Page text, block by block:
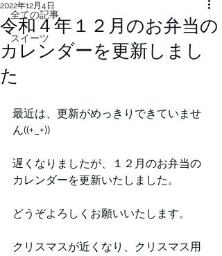
全ての記事
スイーツ
令和４年１２月のお弁当の
カレンダーを更新しまし
た
2022年12月4日
最近は、更新がめっきりできていませ
ん((+_+))
遅くなりましたが、１２月のお弁当の
カレンダーを更新いたしました。
どうぞよろしくお願いいたします。
クリスマスが近くなり、クリスマス用